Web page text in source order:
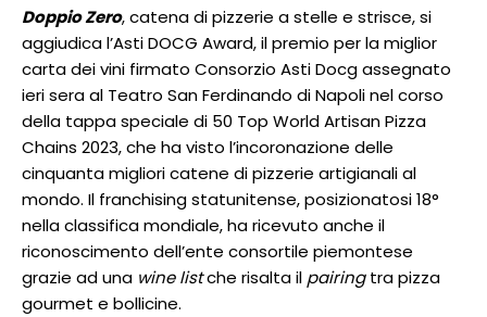
Doppio Zero, catena di pizzerie a stelle e strisce, si
aggiudica l’Asti DOCG Award, il premio per la miglior
carta dei vini firmato Consorzio Asti Docg assegnato
ieri sera al Teatro San Ferdinando di Napoli nel corso
della tappa speciale di 50 Top World Artisan Pizza
Chains 2023, che ha visto l’incoronazione delle
cinquanta migliori catene di pizzerie artigianali al
mondo. Il franchising statunitense, posizionatosi 18°
nella classifica mondiale, ha ricevuto anche il
riconoscimento dell’ente consortile piemontese
grazie ad una wine listche risalta il pairingtra pizza
gourmet e bollicine.